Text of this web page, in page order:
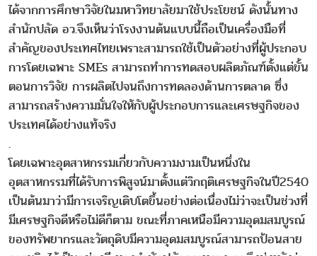
ได้จากการศึกษาวิจัยในมหาวิทยาลัยมาใช้ประโยชน์ ดังนั้นทาง
สำนักปลัด อว.จึงเห็นว่าโรงงานต้นแบบนี้ถือเป็นเครื่องมือที่
สำคัญของประเทศไทยเพราะสามารถใช้เป็นตัวอย่างที่ผู้ประกอบ
การโดยเฉพาะ SMEs สามารถทำการทดสอบผลิตภัณฑ์ตั้งแต่ขั้น
ตอนการวิจัย การผลิตไปจนถึงการทดลองด้านการตลาด ซึ่ง
สามารถสร้างความมั่นใจให้กับผู้ประกอบการและเศรษฐกิจของ
ประเทศได้อย่างแท้จริง
.
โดยเฉพาะอุตสาหกรรมเกี่ยวกับความงามเป็นหนึ่งใน
อุตสาหกรรมที่ได้รับการพิสูจน์มาตั้งแต่วิกฤติเศรษฐกิจในปี2540
เป็นต้นมาว่ามีการเจริญเติบโตขึ้นอย่างต่อเนื่องไม่ว่าจะเป็นช่วงที่
มีเศรษฐกิจดีหรือไม่ดีก็ตาม ขณะที่ภาคเหนือมีความอุดมสมบูรณ์
ของทรัพยากรและวัตถุดิบมีความอุดมสมบูรณ์สามารถป้อนสาย